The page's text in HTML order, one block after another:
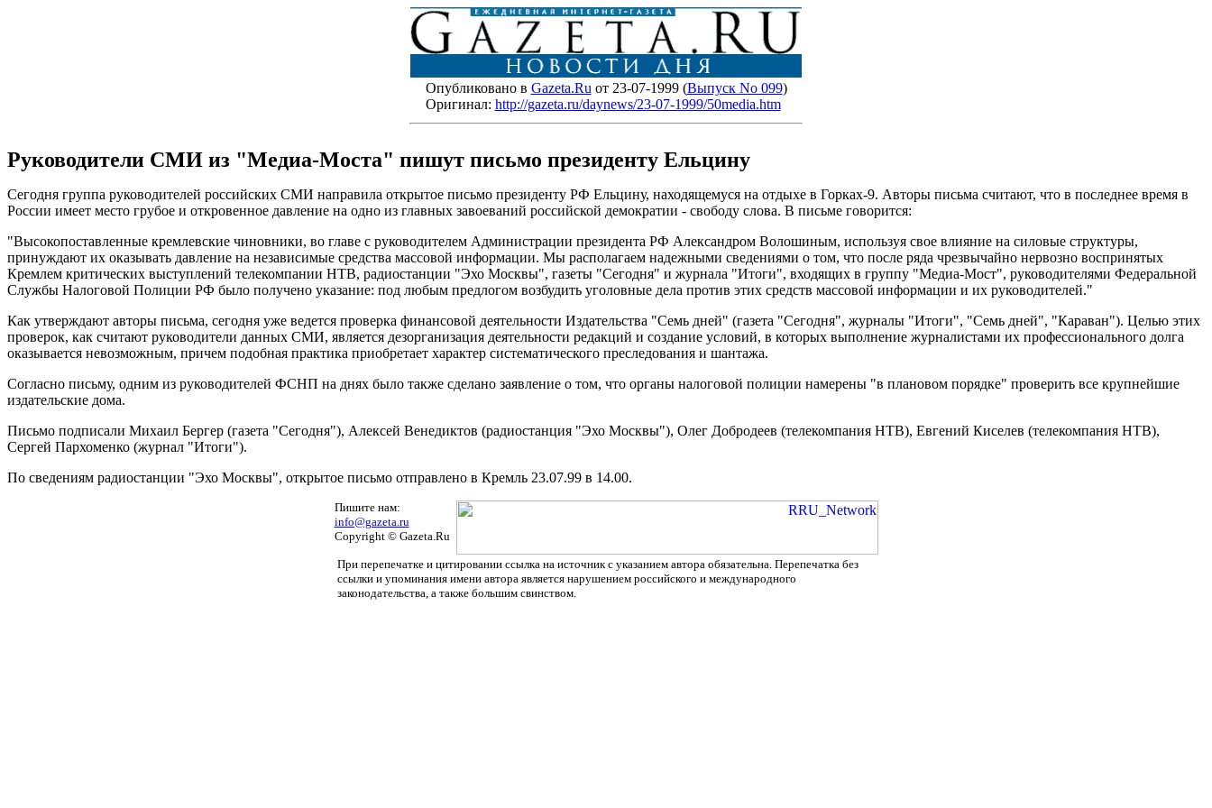
Опубликовано в Gazeta.Ru от 23-07-1999 (Выпуск No 099)
Оригинал: http://gazeta.ru/daynews/23-07-1999/50media.htm
Руководители СМИ из "Медиа-Моста" пишут письмо президенту Ельцину
Сегодня группа руководителей российских СМИ направила открытое письмо президенту РФ Ельцину, находящемуся на отдыхе в Горках-9. Авторы письма считают, что в последнее время в
России имеет место грубое и откровенное давление на одно из главных завоеваний российской демократии - свободу слова. В письме говорится:
"Высокопоставленные кремлевские чиновники, во главе с руководителем Администрации президента РФ Александром Волошиным, используя свое влияние на силовые структуры,
принуждают их оказывать давление на независимые средства массовой информации. Мы располагаем надежными сведениями о том, что после ряда чрезвычайно нервозно воспринятых
Кремлем критических выступлений телекомпании НТВ, радиостанции "Эхо Москвы", газеты "Сегодня" и журнала "Итоги", входящих в группу "Медиа-Мост", руководителями Федеральной
Службы Налоговой Полиции РФ было получено указание: под любым предлогом возбудить уголовные дела против этих средств массовой информации и их руководителей."
Как утверждают авторы письма, сегодня уже ведется проверка финансовой деятельности Издательства "Семь дней" (газета "Сегодня", журналы "Итоги", "Семь дней", "Караван"). Целью этих
проверок, как считают руководители данных СМИ, является дезорганизация деятельности редакций и создание условий, в которых выполнение журналистами их профессионального долга
оказывается невозможным, причем подобная практика приобретает характер систематического преследования и шантажа.
Согласно письму, одним из руководителей ФСНП на днях было также сделано заявление о том, что органы налоговой полиции намерены "в плановом порядке" проверить все крупнейшие
издательские дома.
Письмо подписали Михаил Бергер (газета "Сегодня"), Алексей Венедиктов (радиостанция "Эхо Москвы"), Олег Добродеев (телекомпания НТВ), Евгений Киселев (телекомпания НТВ),
Сергей Пархоменко (журнал "Итоги").
По сведениям радиостанции "Эхо Москвы", открытое письмо отправлено в Кремль 23.07.99 в 14.00.
Пишите нам:
info@gazeta.ru
Copyright © Gazeta.Ru
При перепечатке и цитировании ссылка на источник с указанием автора обязательна. Перепечатка без
ссылки и упоминания имени автора является нарушением российского и международного
законодательства, а также большим свинством.